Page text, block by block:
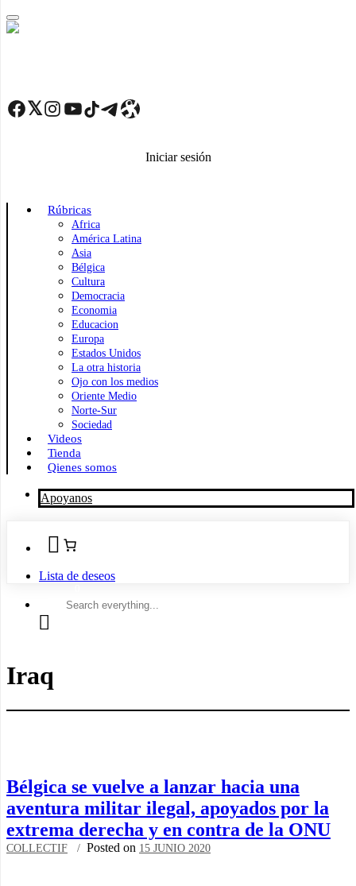
Skip
to
Facebook Twitter Instagram YouTube TikTok Telegram Enlace
Iniciar sesión
Rúbricas
Africa
América Latina
Asia
Bélgica
Cultura
Democracia
Economia
Educacion
Europa
Estados Unidos
La otra historia
Ojo con los medios
Oriente Medio
Norte-Sur
Sociedad
Videos
Tienda
Qienes somos
Apoyanos
Lista de deseos
Search
Iraq
Bélgica se vuelve a lanzar hacia una
aventura militar ilegal, apoyados por la
extrema derecha y en contra de la ONU
COLLECTIF Posted on 15 JUNIO 2020